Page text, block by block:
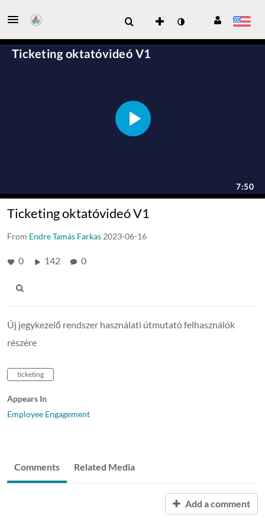
Ticketing oktatóvideó V1
From Endre Tamás Farkas 2023-06-16
0 142 0
Új jegykezelő rendszer használati útmutató felhasználók
részére
ticketing
Appears In
Employee Engagement
Comments Related Media
Add a comment